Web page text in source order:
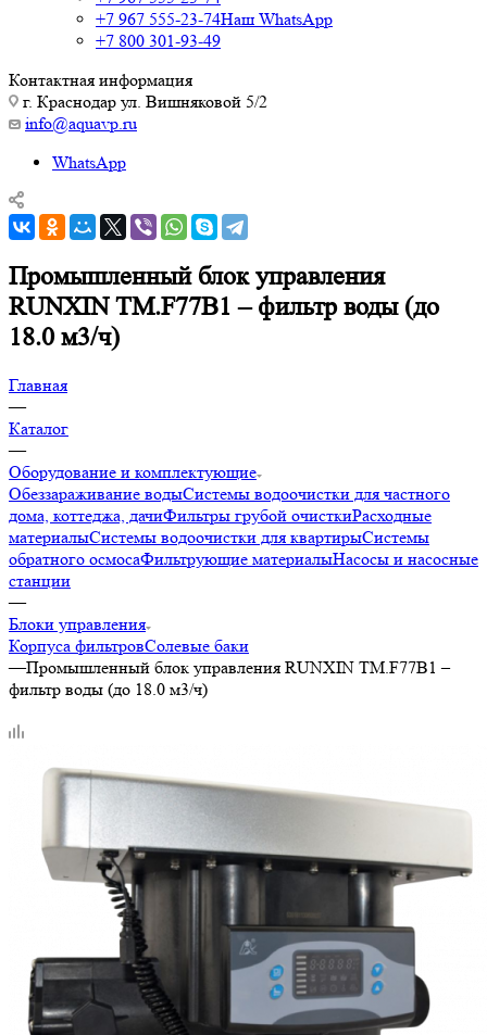
+7 967 555-23-74Наш WhatsApp
+7 800 301-93-49
Контактная информация
г. Краснодар ул. Вишняковой 5/2
info@aquavp.ru
WhatsApp
Промышленный блок управления
RUNXIN ТМ.F77B1 – фильтр воды (до
18.0 м3/ч)
Главная
—
Каталог
—
Оборудование и комплектующие
Обеззараживание водыСистемы водоочистки для частного
дома, коттеджа, дачиФильтры грубой очисткиРасходные
материалыСистемы водоочистки для квартирыСистемы
обратного осмосаФильтрующие материалыНасосы и насосные
станции
—
Блоки управления
Корпуса фильтровСолевые баки
—Промышленный блок управления RUNXIN ТМ.F77B1 –
фильтр воды (до 18.0 м3/ч)